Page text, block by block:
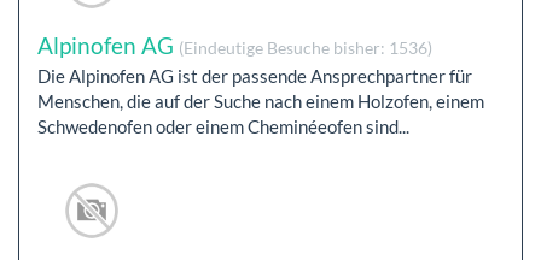
Alpinofen AG (Eindeutige Besuche bisher: 1536)
Die Alpinofen AG ist der passende Ansprechpartner für
Menschen, die auf der Suche nach einem Holzofen, einem
Schwedenofen oder einem Cheminéeofen sind...